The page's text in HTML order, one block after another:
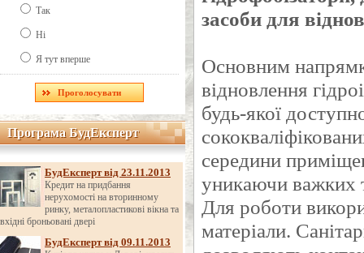
Так
Ні
Я тут вперше
Програма БудЕксперт
Програма БудЕксперт
БудЕксперт від 23.11.2013
Кредит на придбання
нерухомості на вторинному
ринку, металопластикові вікна та
вхідні броньовані двері
БудЕксперт від 09.11.2013
засоби для
Основним
відновлення
будь-якої
середини
уникаючи важких
Для роботи
матеріали.